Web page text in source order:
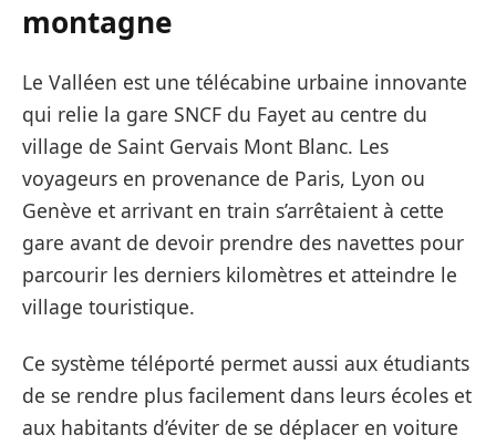
montagne
Le Valléen est une télécabine urbaine innovante
qui relie la gare SNCF du Fayet au centre du
village de Saint Gervais Mont Blanc. Les
voyageurs en provenance de Paris, Lyon ou
Genève et arrivant en train s’arrêtaient à cette
gare avant de devoir prendre des navettes pour
parcourir les derniers kilomètres et atteindre le
village touristique.
Ce système téléporté permet aussi aux étudiants
de se rendre plus facilement dans leurs écoles et
aux habitants d’éviter de se déplacer en voiture